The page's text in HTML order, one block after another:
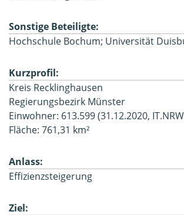
Sonstige Beteiligte:
Hochschule Bochum; Universität
Kurzprofil:
Kreis Recklinghausen
Regierungsbezirk Münster
Einwohner: 613.599 (31.12.2020,
Fläche: 761,31 km²
Anlass:
Effizienzsteigerung
Ziel: